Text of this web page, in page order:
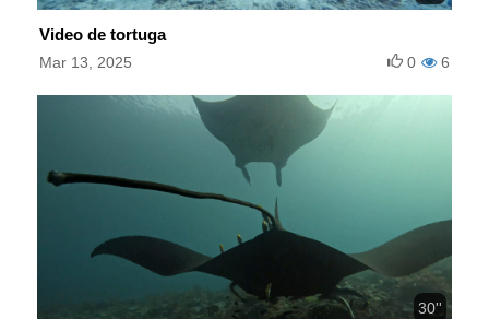
Video de tortuga
Mar 13, 2025 6
0
30''